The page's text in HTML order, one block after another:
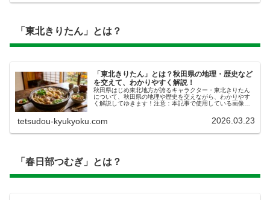
「東北きりたん」とは？
「東北きりたん」とは？秋田県の地理・歴史など
を交えて、わかりやすく解説！
秋田県はじめ東北地方が誇るキャラクター・東北きりたん
について、秋田県の地理や歴史を交えながら、わかりやす
く解説してゆきます！注意：本記事で使用している画像
tetsudou-kyukyoku.com 2026.03.23
「春日部つむぎ」とは？